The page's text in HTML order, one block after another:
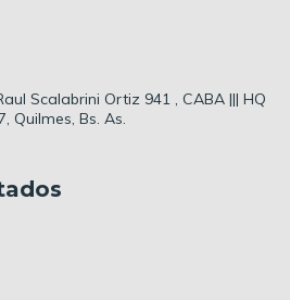
Scalabrini Ortiz 941 , CABA ||| HQ
Quilmes, Bs. As.